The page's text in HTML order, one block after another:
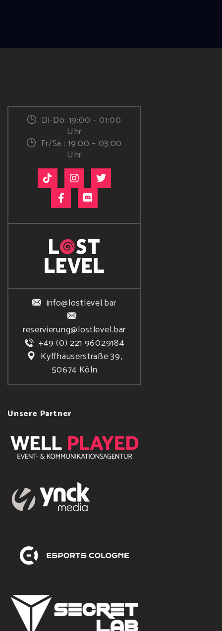
Di-Do: 19:00 – 01:00
Uhr
Fr/Sa : 19:00 – 03:00
Uhr
info@lostlevel.bar
reservierung@lostlevel.bar
+49 (0) 221 96029184
Kyffhäuserstraße 39,
50674 Köln
Unsere Partner